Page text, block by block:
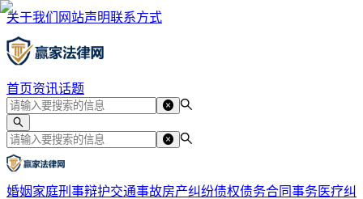
关于我们 网站声明联系方式
首页资讯话题
婚姻家庭刑事辩护交通事故房产纠纷债权债务合同事务医疗纠